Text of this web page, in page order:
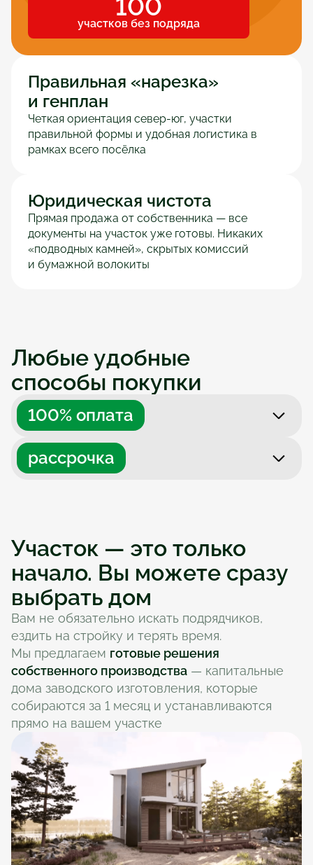
Правильная «нарезка»
и генплан
Четкая ориентация север-юг, участки
правильной формы и удобная логистика в
рамках всего посёлка
Юридическая чистота
Прямая продажа от собственника — все
документы на участок уже готовы. Никаких
«подводных камней», скрытых комиссий
и бумажной волокиты
100
участков без подряда
Любые удобные
способы покупки
100% оплата
рассрочка
Участок — это только
начало. Вы можете сразу
выбрать дом
Вам не обязательно искать подрядчиков,
ездить на стройку и терять время.
Мы предлагаем готовые решения
собственного производства — капитальные
дома заводского изготовления, которые
собираются за 1 месяц и устанавливаются
прямо на вашем участке